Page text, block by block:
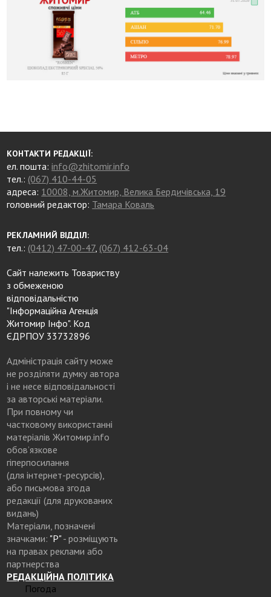
КОНТАКТИ РЕДАКЦІЇ:
ел. пошта:info@zhitomir.info
тел.: (067) 410-44-05
адреса: 10008, м.Житомир, Велика Бердичівська, 19
головний редактор: Тамара Коваль
РЕКЛАМНИЙ ВІДДІЛ:
тел.: (0412) 47-00-47, (067) 412-63-04
Сайт належить Товариству
з обмеженою
відповідальністю
"Інформаційна Агенція
Житомир Інфо". Код
ЄДРПОУ 33732896
Адміністрація сайту може
не розділяти думку автора
і не несе відповідальності
за авторські матеріали.
При повному чи
частковому використанні
матеріалів Житомир.info
обов’язкове
гіперпосилання
(для інтернет-ресурсів),
або письмова згода
редакції (для друкованих
видань)
Матеріали, позначені
значками: "Р"- розміщують
на правах реклами або
партнерства
РЕДАКЦІЙНА ПОЛІТИКА
Погода